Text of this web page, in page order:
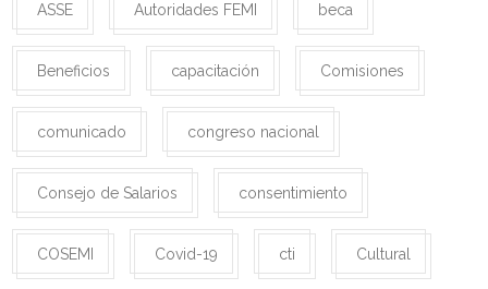
ASSE Autoridades FEMI beca
Beneficios capacitación Comisiones
comunicado congreso nacional
Consejo de Salarios consentimiento
COSEMI Covid-19 cti Cultural